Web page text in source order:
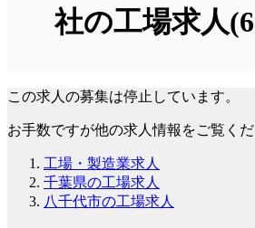
社の工場求人
この求人の募集は停止しています。
お手数ですが他の求人情報をご覧くだ
工場・製造業求人
千葉県の工場求人
八千代市の工場求人